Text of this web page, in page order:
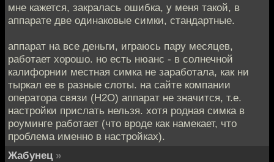
мне кажется, закралась ошибка, у меня такой, в
аппарате две одинаковые симки, стандартные.
аппарат на все деньги, играюсь пару месяцев,
работает хорошо. но есть нюанс - в солнечной
калифорнии местная симка не заработала, как ни
тыркал ее в разные слоты. на сайте компании
оператора связи (H2O) аппарат не значится, т.е.
настройки прислать нельзя. хотя родная симка в
роуминге работает (что вроде как намекает, что
проблема именно в настройках).
Жабунец »